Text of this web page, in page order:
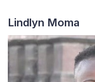
Lindlyn Moma